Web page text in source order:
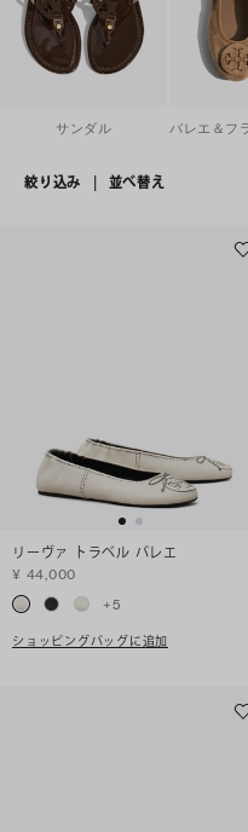
サンダル バレエ＆フ
絞り込み 並べ替え
リーヴァ トラベル バレエ
¥ 44,000
+5
ショッピングバッグに追加